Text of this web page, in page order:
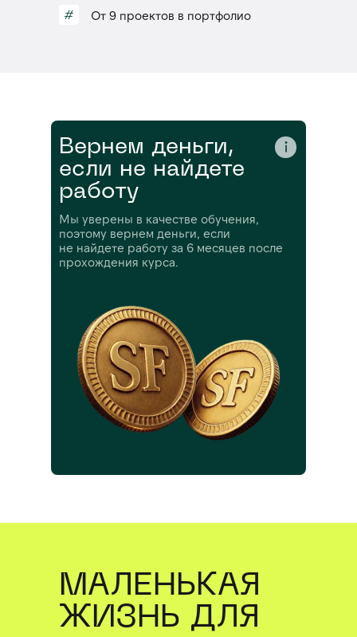
# От 9 проектов в портфолио
Вернем деньги,
если не найдете
работу
Мы уверены в качестве обучения,
поэтому вернем деньги, если
не найдете работу за 6 месяцев после
прохождения курса.
МАЛЕНЬКАЯ
ЖИЗНЬ ДЛЯ